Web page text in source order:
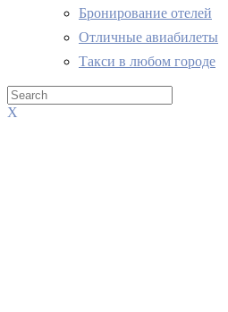
Бронирование отелей
Отличные авиабилеты
Такси в любом городе
X